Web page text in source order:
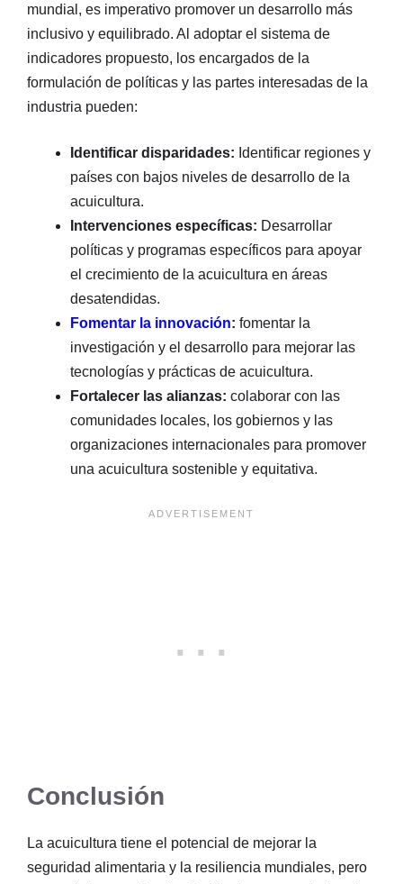
mundial, es imperativo promover un desarrollo más
inclusivo y equilibrado. Al adoptar el sistema de
indicadores propuesto, los encargados de la
formulación de políticas y las partes interesadas de la
industria pueden:
Identificar disparidades: Identificar regiones y
países con bajos niveles de desarrollo de la
acuicultura.
Intervenciones específicas: Desarrollar
políticas y programas específicos para apoyar
el crecimiento de la acuicultura en áreas
desatendidas.
Fomentar la innovación: fomentar la
investigación y el desarrollo para mejorar las
tecnologías y prácticas de acuicultura.
Fortalecer las alianzas: colaborar con las
comunidades locales, los gobiernos y las
organizaciones internacionales para promover
una acuicultura sostenible y equitativa.
Conclusión
La acuicultura tiene el potencial de mejorar la
seguridad alimentaria y la resiliencia mundiales, pero